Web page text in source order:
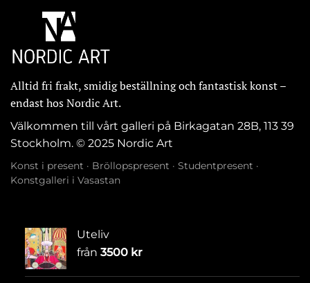
Alltid fri frakt, smidig beställning och fantastisk konst –
endast hos Nordic Art.
Välkommen till vårt galleri på Birkagatan 28B, 113 39
Stockholm. © 2025 Nordic Art
Konst i present · Bröllopspresent · Studentpresent ·
Konstgalleri i Vasastan
Uteliv
från 3500 kr